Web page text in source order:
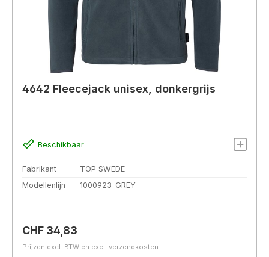
4642 Fleecejack unisex, donkergrijs
Beschikbaar
Fabrikant
TOP SWEDE
Modellenlijn
1000923-GREY
Normale prijs:
CHF 34,83
Prijzen excl. BTW en excl. verzendkosten